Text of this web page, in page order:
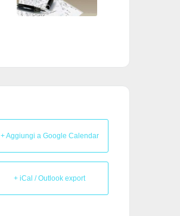
+ Aggiungi a Google Calendar
+ iCal / Outlook export